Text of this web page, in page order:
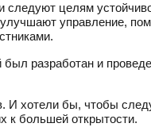
следуют целям
управление,
разработан и
хотели бы, чтобы
к большей открытости.